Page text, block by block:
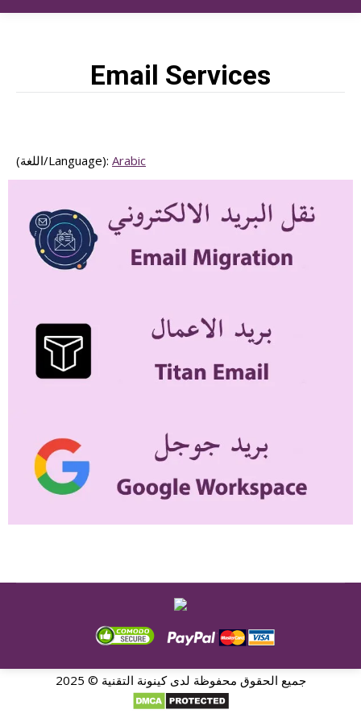
Email Services
(اللغة/Language): Arabic
جميع الحقوق محفوظة لدى كينونة التقنية © 2025